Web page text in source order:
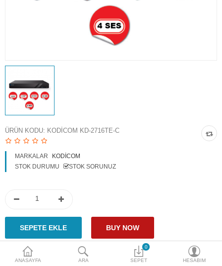
Aksesuarlar
Plaka Tanıma Sistemi
Ürün Güvenlik Sistemleri
Aksiyon Kameraları
Karşılaştır
Para Birimi
ANASAYFA ARA
0
SEPET HESABIM
ÜRÜN KODU: KODICOM KD-2716TE-C
MARKALAR
KODICOM
STOK DURUMU
STOK SORUNUZ
Paylaş